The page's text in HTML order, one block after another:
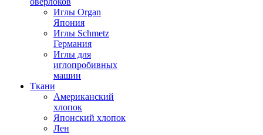
Иглы Organ
Япония
Иглы Schmetz
Германия
Иглы для
иглопробивных
машин
Ткани
Американский
хлопок
Японский хлопок
Лен